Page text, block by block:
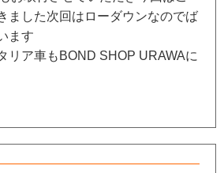
ました次回はローダウンなのでば
ます
リア車もBOND SHOP URAWAに